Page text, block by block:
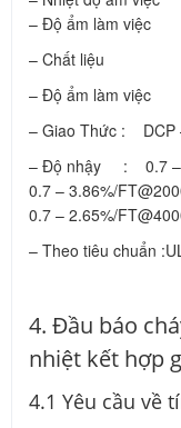
– Độ ẩm làm
– Chất liệu :
– Độ ẩm
– Giao Thức : DCP
– Độ nhậy : 0.7 –
0.7 – 3.86%/
0.7 – 2.65%/
– Theo tiêu chuẩn
4. Đầu báo
nhiệt kết hợp
4.1 Yêu cầu về